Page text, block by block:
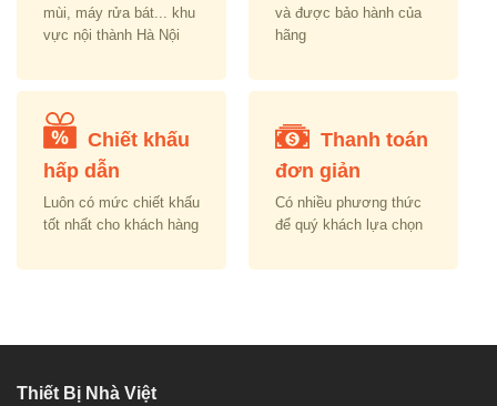
mùi, máy rửa bát... khu
vực nội thành Hà Nội
và được bảo hành của
hãng
Chiết khấu
hấp dẫn
Luôn có mức chiết khấu
tốt nhất cho khách hàng
Thanh toán
đơn giản
Có nhiều phương thức
để quý khách lựa chọn
Thiết Bị Nhà Việt